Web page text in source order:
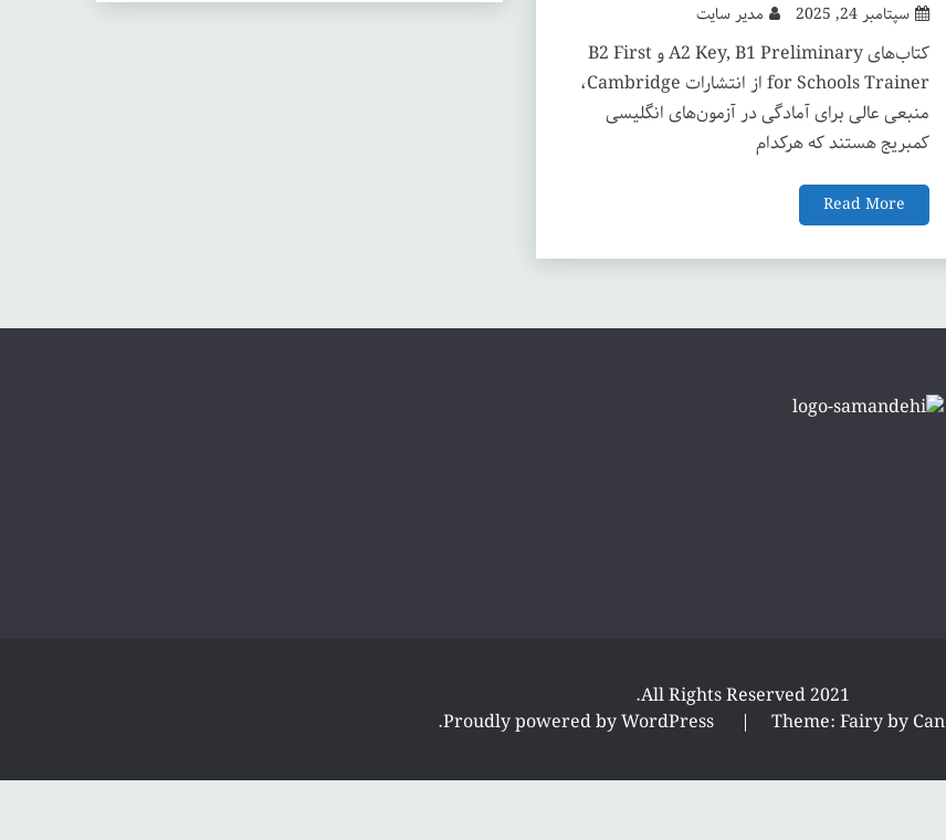
سپتامبر 24, 2025 مدیر سایت
کتاب‌های A2 Key, B1 Preliminary و B2 First
for Schools Trainer از انتشارات Cambridge،
منبعی عالی برای آمادگی در آزمون‌های انگلیسی
کمبریج هستند که هرکدام
Read More
All Rights Reserved 2021.
Proudly powered by WordPress
| Theme: Fairy by
.